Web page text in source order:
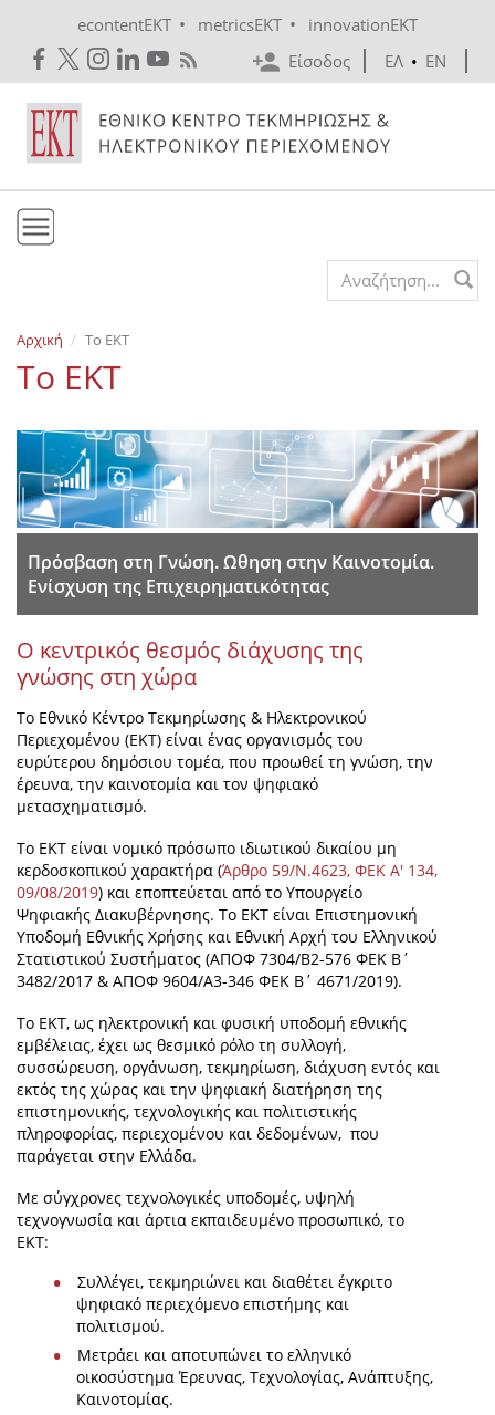
econtentEKT • metricsEKT •
innovationEKT
Είσοδος
ΕΛ • EN
Εκδόσεις
Ενημέρωση
Search form
Αρχική Το ΕΚΤ
Το ΕΚΤ
Πρόσβαση στη Γνώση. Ωθηση στην Καινοτομία.
Ενίσχυση της Επιχειρηματικότητας
Ο κεντρικός θεσμός διάχυσης της
γνώσης στη χώρα
Το Εθνικό Κέντρο Τεκμηρίωσης & Ηλεκτρονικού
Περιεχομένου (ΕΚΤ) είναι ένας οργανισμός του
ευρύτερου δημόσιου τομέα, που προωθεί τη γνώση, την
έρευνα, την καινοτομία και τον ψηφιακό
μετασχηματισμό.
Το EKT είναι νομικό πρόσωπο ιδιωτικού δικαίου μη
κερδοσκοπικού χαρακτήρα (Άρθρο 59/Ν.4623, ΦΕΚ Α' 134,
09/08/2019) και εποπτεύεται από το Υπουργείο
Ψηφιακής Διακυβέρνησης. Το ΕΚΤ είναι Επιστημονική
Υποδομή Εθνικής Χρήσης και Εθνική Αρχή του Ελληνικού
Στατιστικού Συστήματος (ΑΠΟΦ 7304/Β2-576 ΦΕΚ Β΄
3482/2017 & ΑΠΟΦ 9604/⁠Α3-⁠346 ΦΕΚ Β΄ 4671/⁠2019).
Το ΕΚΤ, ως ηλεκτρονική και φυσική υποδομή εθνικής
εμβέλειας, έχει ως θεσμικό ρόλο τη συλλογή,
συσσώρευση, οργάνωση, τεκμηρίωση, διάχυση εντός και
εκτός της χώρας και την ψηφιακή διατήρηση της
επιστημονικής, τεχνολογικής και πολιτιστικής
πληροφορίας, περιεχομένου και δεδομένων, που
παράγεται στην Ελλάδα.
Με σύγχρονες τεχνολογικές υποδομές, υψηλή
τεχνογνωσία και άρτια εκπαιδευμένο προσωπικό, το
ΕΚΤ:
Συλλέγει, τεκμηριώνει και διαθέτει έγκριτο
ψηφιακό περιεχόμενο επιστήμης και
πολιτισμού.
Μετράει και αποτυπώνει το ελληνικό
οικοσύστημα Έρευνας, Τεχνολογίας, Ανάπτυξης,
Καινοτομίας.